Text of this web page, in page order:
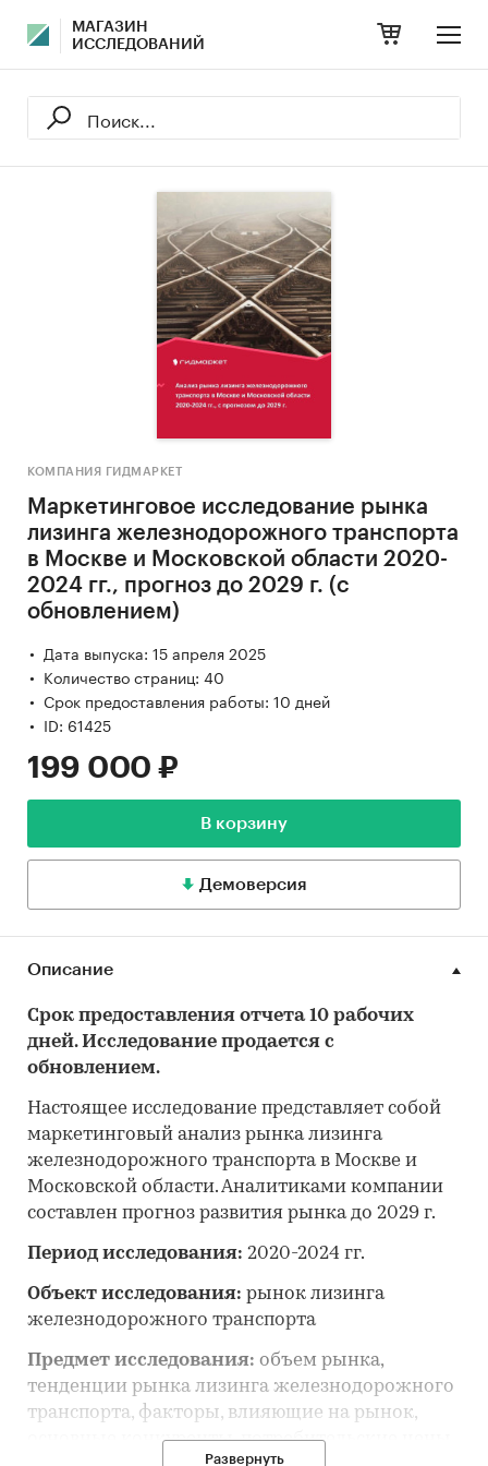
МАГАЗИН
ИССЛЕДОВАНИЙ
КОМПАНИЯ ГИДМАРКЕТ
Маркетинговое исследование рынка
лизинга железнодорожного транспорта
в Москве и Московской области 2020-
2024 гг., прогноз до 2029 г. (с
обновлением)
Дата выпуска: 15 апреля 2025
Количество страниц: 40
Срок предоставления работы: 10 дней
ID: 61425
199 000 ₽
В корзину
Демоверсия
Описание
Срок предоставления отчета 10 рабочих
дней. Исследование продается с
обновлением.
Настоящее исследование представляет собой
маркетинговый анализ рынка лизинга
железнодорожного транспорта в Москве и
Московской области. Аналитиками компании
составлен прогноз развития рынка до 2029 г.
Период исследования: 2020-2024 гг.
Объект исследования: рынок лизинга
железнодорожного транспорта
Предмет исследования: объем рынка,
тенденции рынка лизинга железнодорожного
транспорта, факторы, влияющие на рынок,
основные конкуренты, потребительские цены,
Развернуть